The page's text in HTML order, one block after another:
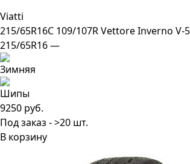
Viatti
215/65R16C 109/107R Vettore Inverno V-
215/65R16 —
9250 руб.
Под заказ - >20 шт.
В корзину